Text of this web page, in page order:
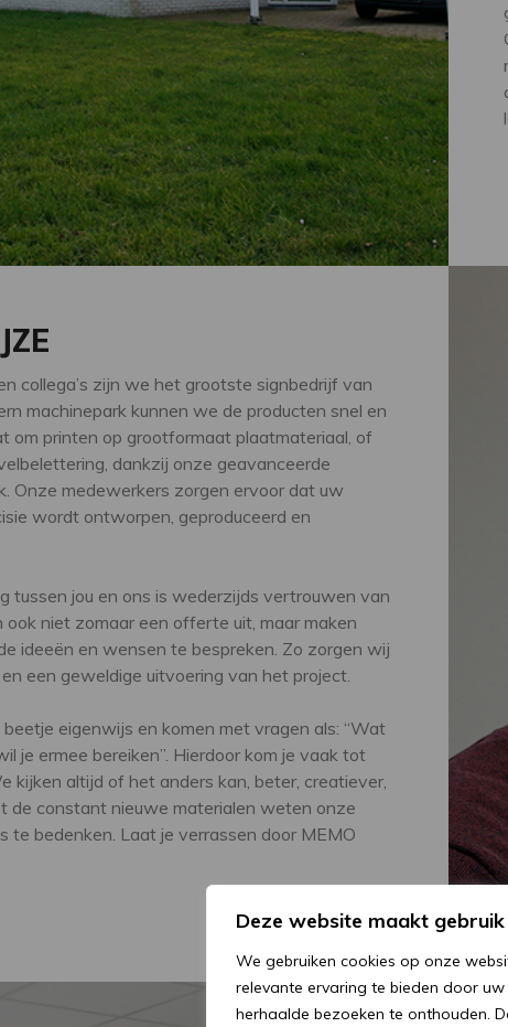
Deze website maakt
We gebruiken cookies op onze
relevante ervaring te bieden door uw
herhaalde bezoeken te onthouden.
collega’s zijn we het grootste signbedrijf van
machinepark kunnen we de producten snel en
om printen op grootformaat plaatmateriaal, of
dankzij onze geavanceerde
Onze medewerkers zorgen ervoor dat uw
wordt ontworpen, geproduceerd en
tussen jou en ons is wederzijds vertrouwen van
niet zomaar een offerte uit, maar maken
ideeën en wensen te bespreken. Zo zorgen wij
een geweldige uitvoering van het project.
eigenwijs en komen met vragen als: “Wat
je ermee bereiken”. Hierdoor kom je vaak tot
kijken altijd of het anders kan, beter, creatiever,
de constant nieuwe materialen weten onze
te bedenken. Laat je verrassen door MEMO